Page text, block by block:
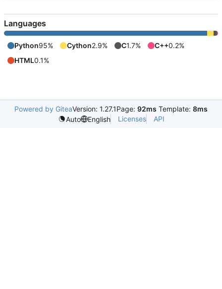
Languages
Python95% Cython2.9% C1.7% C++0.2%
HTML0.1%
Powered by GiteaVersion: 1.27.1Page: 92ms Template: 8ms
Auto
English Licenses API